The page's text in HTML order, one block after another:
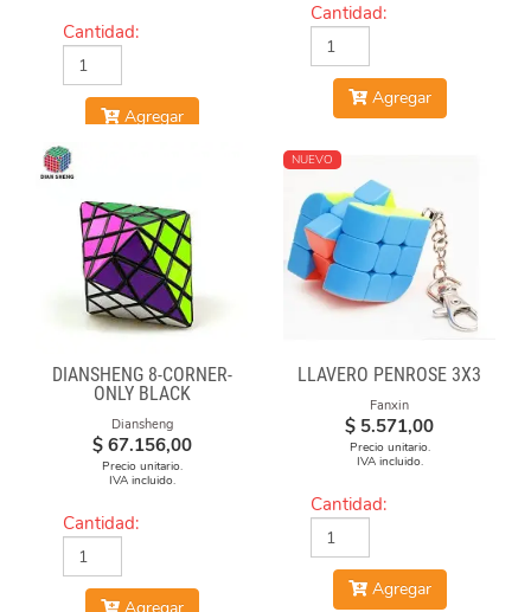
Cantidad:
Agregar
Cantidad:
Agregar
DIANSHENG 8-CORNER-
ONLY BLACK
Diansheng
$ 67.156,00
Precio unitario.
IVA incluido.
Cantidad:
NUEVO
LLAVERO PENROSE 3X3
Fanxin
$ 5.571,00
Precio unitario.
IVA incluido.
Cantidad:
Agregar